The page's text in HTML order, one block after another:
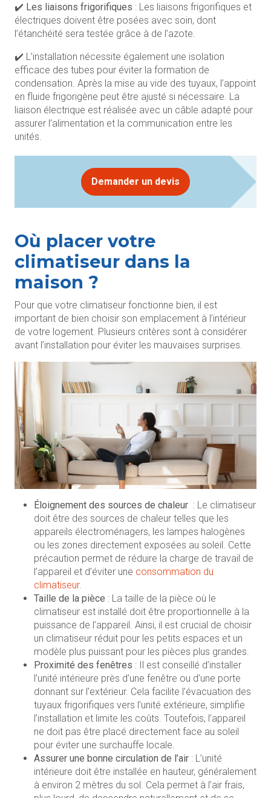
✔️ Les liaisons frigorifiques : Les liaisons frigorifiques et
électriques doivent être posées avec soin, dont
l’étanchéité sera testée grâce à de l’azote.
✔️ L’installation nécessite également une isolation
efficace des tubes pour éviter la formation de
condensation. Après la mise au vide des tuyaux, l’appoint
en fluide frigorigène peut être ajusté si nécessaire. La
liaison électrique est réalisée avec un câble adapté pour
assurer l’alimentation et la communication entre les
unités.
Demander un devis
Où placer votre
climatiseur dans la
maison ?
Pour que votre climatiseur fonctionne bien, il est
important de bien choisir son emplacement à l’intérieur
de votre logement. Plusieurs critères sont à considérer
avant l’installation pour éviter les mauvaises surprises.
Éloignement des sources de chaleur : Le climatiseur
doit être des sources de chaleur telles que les
appareils électroménagers, les lampes halogènes
ou les zones directement exposées au soleil. Cette
précaution permet de réduire la charge de travail de
l’appareil et d’éviter une consommation du
climatiseur.
Taille de la pièce : La taille de la pièce où le
climatiseur est installé doit être proportionnelle à la
puissance de l’appareil. Ainsi, il est crucial de choisir
un climatiseur réduit pour les petits espaces et un
modèle plus puissant pour les pièces plus grandes.
Proximité des fenêtres : Il est conseillé d’installer
l’unité intérieure près d’une fenêtre ou d’une porte
donnant sur l’extérieur. Cela facilite l’évacuation des
tuyaux frigorifiques vers l’unité extérieure, simplifie
l’installation et limite les coûts. Toutefois, l’appareil
ne doit pas être placé directement face au soleil
pour éviter une surchauffe locale.
Assurer une bonne circulation de l’air : L’unité
intérieure doit être installée en hauteur, généralement
à environ 2 mètres du sol. Cela permet à l’air frais,